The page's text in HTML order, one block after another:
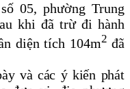
05, phường Trung
khi đã trừ đi hành
diện tích 104m2 đã
và các ý kiến phát